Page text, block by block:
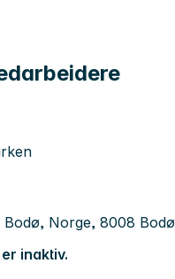
Norge, 8008 Bodø
inaktiv.